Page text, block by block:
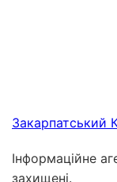
Закарпатський
Інформаційне
захищені.